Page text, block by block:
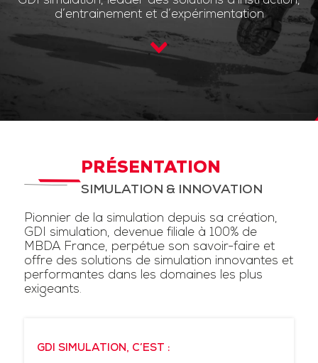
d’entrainement et d’expérimentation
PRÉSENTATION
SIMULATION & INNOVATION
Pionnier de la simulation depuis sa création,
GDI simulation, devenue filiale à 100% de
MBDA France, perpétue son savoir-faire et
offre des solutions de simulation innovantes et
performantes dans les domaines les plus
exigeants.
GDI SIMULATION, C’EST :